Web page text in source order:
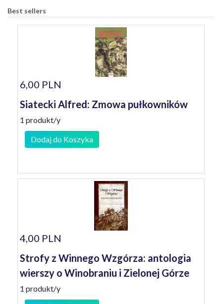
Best sellers
6,00 PLN
Siatecki Alfred: Zmowa pułkowników
1 produkt/y
Dodaj do Koszyka
4,00 PLN
Strofy z Winnego Wzgórza: antologia
wierszy o Winobraniu i Zielonej Górze
1 produkt/y